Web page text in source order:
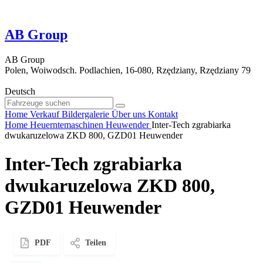
AB Group
AB Group
Polen, Woiwodsch. Podlachien, 16-080, Rzędziany, Rzędziany 79
Deutsch
Home Verkauf Bildergalerie Über uns Kontakt
Home Heuerntemaschinen Heuwender Inter-Tech zgrabiarka
dwukaruzelowa ZKD 800, GZD01 Heuwender
Inter-Tech zgrabiarka
dwukaruzelowa ZKD 800,
GZD01 Heuwender
PDF Teilen